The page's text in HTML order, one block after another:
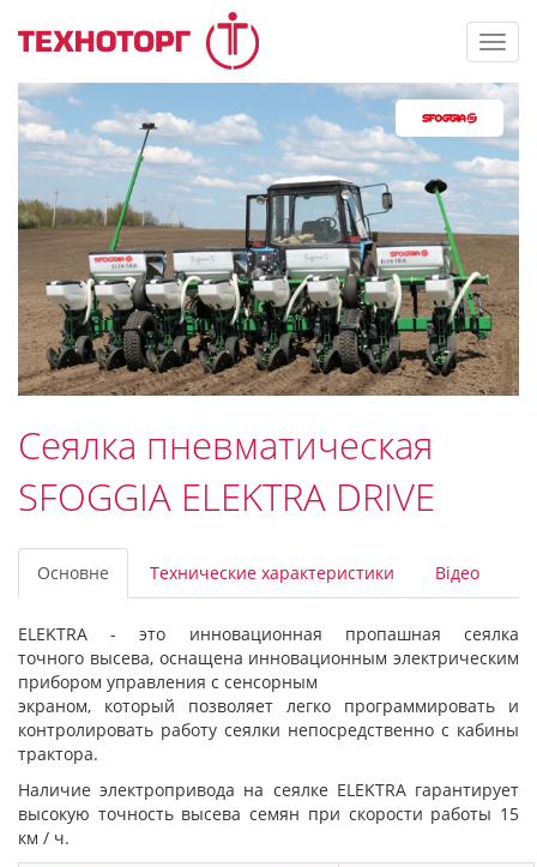
Сеялка пневматическая
SFOGGIA ELEKTRA DRIVE
Основне Технические характеристики Відео
ELEKTRA - это инновационная пропашная сеялка
точного высева, оснащена инновационным электрическим
прибором управления с сенсорным
экраном, который позволяет легко программировать и
контролировать работу сеялки непосредственно с кабины
трактора.
Наличие электропривода на сеялке ELEKTRA гарантирует
высокую точность высева семян при скорости работы 15
км / ч.